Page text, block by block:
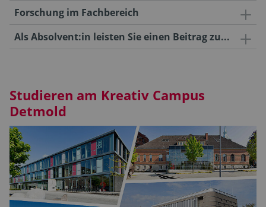
Forschung im Fachbereich
Als Absolvent:in leisten Sie einen Beitrag zu...
Studieren am Kreativ Campus
Detmold